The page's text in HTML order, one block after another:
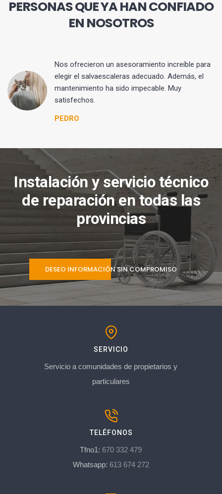
PERSONAS QUE YA HAN CONFIADO
EN NOSOTROS
Nos ofrecieron un asesoramiento increíble para
elegir el salvaescaleras adecuado. Además, el
mantenimiento ha sido impecable. Muy
satisfechos.
PEDRO
Instalación y servicio técnico
de reparación en todas las
provincias
DESEO INFORMACIÓN SIN COMPROMISO
SERVICIO
Servicio a comunidades de propietarios y
particulares
TELÉFONOS
Tfno1: 670 332 479
Whatsapp: 613 674 272